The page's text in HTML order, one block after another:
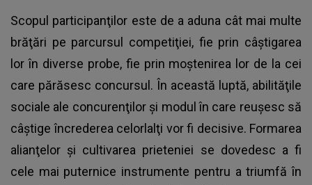
Scopul participanţilor este de a aduna cât mai multe
brăţări pe parcursul competiţiei, fie prin câştigarea
lor în diverse probe, fie prin moştenirea lor de la cei
care părăsesc concursul. În această luptă, abilităţile
sociale ale concurenţilor şi modul în care reuşesc să
câştige încrederea celorlalţi vor fi decisive. Formarea
alianţelor şi cultivarea prieteniei se dovedesc a fi
cele mai puternice instrumente pentru a triumfă în